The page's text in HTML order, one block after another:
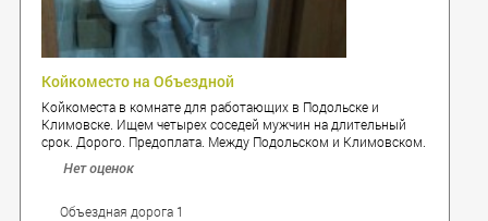
Койкоместо на Объездной
Койкоместа в комнате для работающих в Подольске и
Климовске. Ищем четырех соседей мужчин на длительный
срок. Дорого. Предоплата. Между Подольском и Климовском.
Нет оценок
Объездная дорога 1